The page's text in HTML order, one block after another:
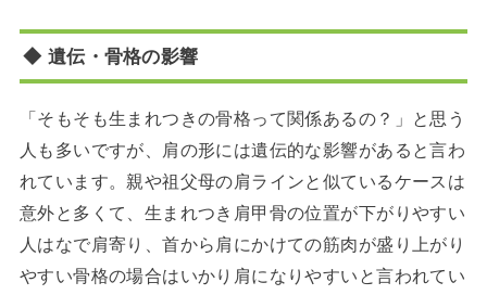
◆ 遺伝・骨格の影響
「そもそも生まれつきの骨格って関係あるの？」と思う
人も多いですが、肩の形には遺伝的な影響があると言わ
れています。親や祖父母の肩ラインと似ているケースは
意外と多くて、生まれつき肩甲骨の位置が下がりやすい
人はなで肩寄り、首から肩にかけての筋肉が盛り上がり
やすい骨格の場合はいかり肩になりやすいと言われてい